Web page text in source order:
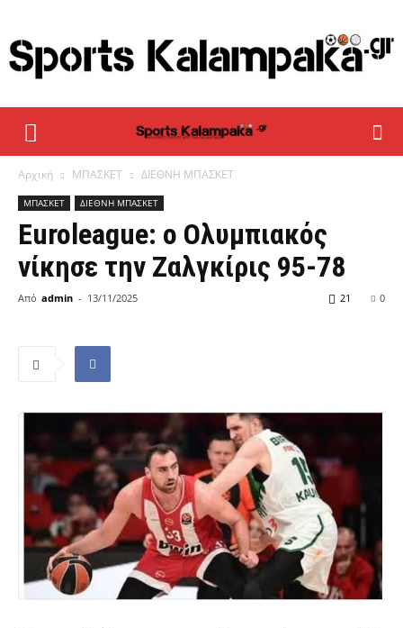
sportskalampaka
Αρχική ΜΠΑΣΚΕΤ ΔΙΕΘΝΗ ΜΠΑΣΚΕΤ
ΜΠΑΣΚΕΤ ΔΙΕΘΝΗ ΜΠΑΣΚΕΤ
Euroleague: ο Ολυμπιακός
νίκησε την Ζαλγκίρις 95-78
Από admin - 13/11/2025 0
21